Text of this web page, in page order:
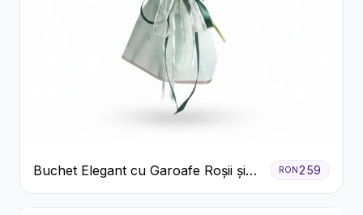
Buchet Elegant cu Garoafe Roșii și
Floarea Miresei
RON259